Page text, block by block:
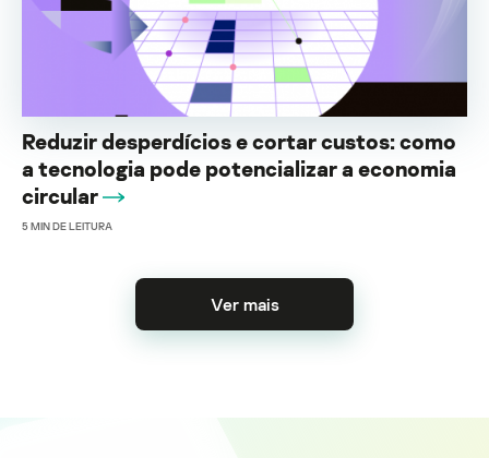
Reduzir desperdícios e cortar custos: como
a tecnologia pode potencializar a economia
circular
5MIN DE LEITURA
Ver mais